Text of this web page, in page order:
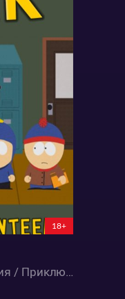
18+
Пародия / Экшен / Комедия / Приключения / Фантастика / Мультфильмы